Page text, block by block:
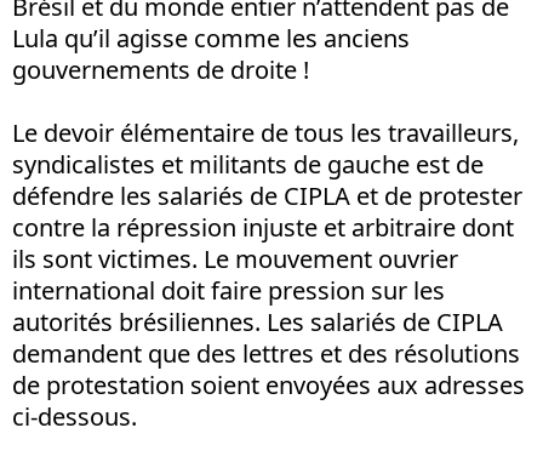
Brésil et du monde entier n’attendent pas de
Lula qu’il agisse comme les anciens
gouvernements de droite !
Le devoir élémentaire de tous les travailleurs,
syndicalistes et militants de gauche est de
défendre les salariés de CIPLA et de protester
contre la répression injuste et arbitraire dont
ils sont victimes. Le mouvement ouvrier
international doit faire pression sur les
autorités brésiliennes. Les salariés de CIPLA
demandent que des lettres et des résolutions
de protestation soient envoyées aux adresses
ci-dessous.